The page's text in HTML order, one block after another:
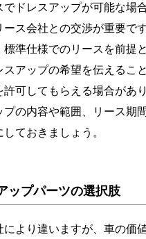
でドレスアップが可能な場
ース会社との交渉が重要で
標準仕様でのリースを前提
スアップの希望を伝えるこ
許可してもらえる場合があ
プの内容や範囲、リース期
ておきましょう。
ップパーツの選択肢
により違いますが、車の価